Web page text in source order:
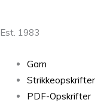
Est. 1983
Garn
Strikkeopskrifter
PDF-Opskrifter